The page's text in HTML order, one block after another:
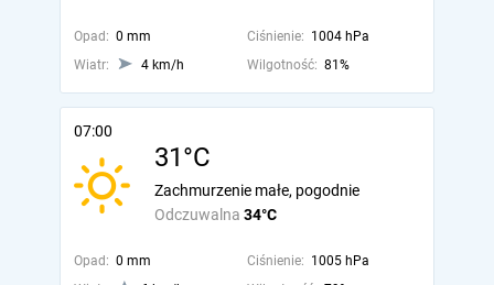
Opad: 0 mm Ciśnienie: 1004 hPa
Wiatr:
4 km/h Wilgotność: 81%
07:00
31°C
Odczuwalna 34°C
Zachmurzenie małe, pogodnie
Opad: 0 mm Ciśnienie: 1005 hPa